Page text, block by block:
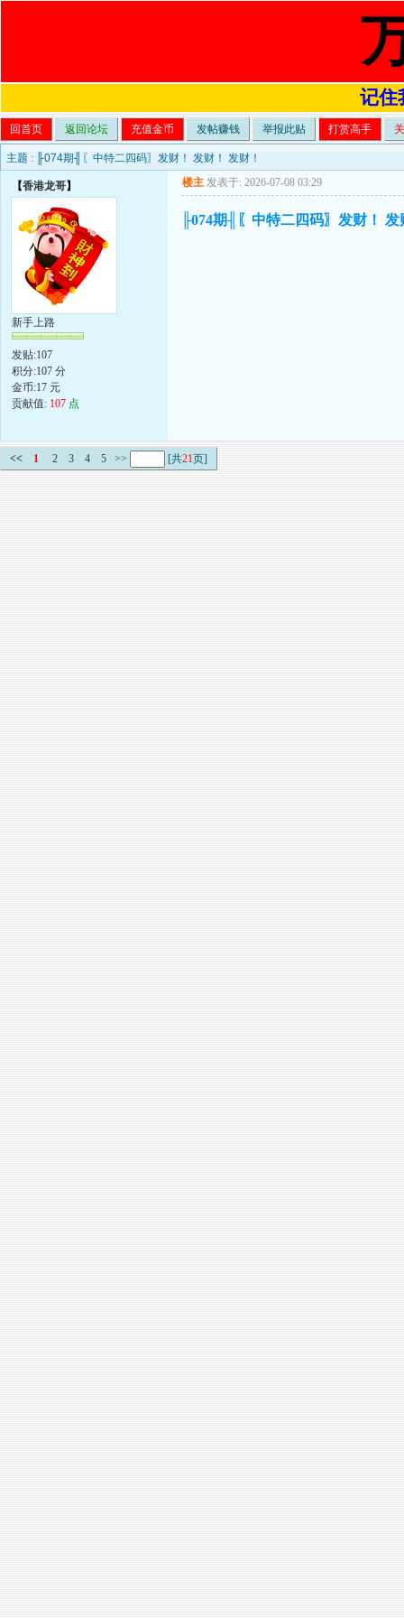
记住
回首页 返回论坛 充值金币 发帖赚钱 举报此贴 打赏高手
主题 : ╟074期╢〖中特二四码〗发财！ 发财！ 发财！
【香港龙哥】
新手上路
发贴:107
积分:107 分
金币:17 元
贡献值: 107 点
楼主 发表于: 2026-07-08 03:29
╟074期╢〖中特二四码〗发财！
<< 1 2 3 4 5 >> [共21页]